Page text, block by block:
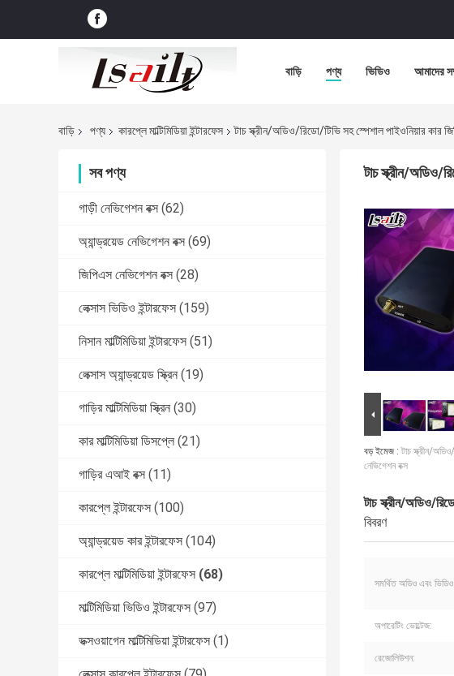
বাড়ি পণ্য ভিডিও আমাদের
বাড়ি পণ্য কারপ্লে মাল্টিমিডিয়া ইন্টারফেস টাচ স্ক্রীন/অডিও/রিডো/টিভি সহ স্পেশাল পাইওনিয়ার কার
সব পণ্য
গাড়ী নেভিগেশন বক্স (62)
অ্যান্ড্রয়েড নেভিগেশন বক্স (69)
জিপিএস নেভিগেশন বক্স (28)
লেক্সাস ভিডিও ইন্টারফেস (159)
নিসান মাল্টিমিডিয়া ইন্টারফেস (51)
লেক্সাস অ্যান্ড্রয়েড স্ক্রিন (19)
গাড়ির মাল্টিমিডিয়া স্ক্রিন (30)
কার মাল্টিমিডিয়া ডিসপ্লে (21)
গাড়ির এআই বক্স (11)
কারপ্লে ইন্টারফেস (100)
অ্যান্ড্রয়েড কার ইন্টারফেস (104)
কারপ্লে মাল্টিমিডিয়া ইন্টারফেস (68)
মাল্টিমিডিয়া ভিডিও ইন্টারফেস (97)
ভক্সওয়াগেন মাল্টিমিডিয়া ইন্টারফেস (1)
টাচ স্ক্রীন/অডিও/
বড় ইমেজ :টাচ স্ক্রীন/
নেভিগেশন বক্স
টাচ স্ক্রীন/অডিও/
বিবরণ
সমর্থিত অডিও এবং
অপারেটিং ভোল্টেজ:
রেজোলিউশন: